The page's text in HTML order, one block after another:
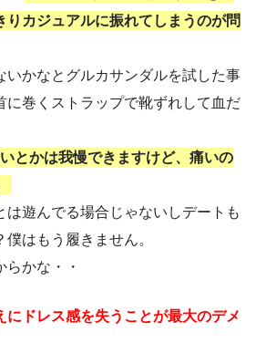
りカジュアルに振れてしまうのが問
いかなとグルカサンダルを試した事
に巻くストラップで靴ずれして血だ
とかは我慢できますけど、痛いの
は遊んでる場合じゃないしデートも
はもう履きません。
かな・・
にドレス感を失うことが最大のデメ